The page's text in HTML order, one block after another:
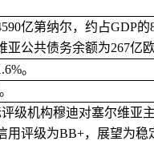
亿第纳尔，约占GDP的
亚公共债务余额为267亿欧
。
级机构穆迪对塞尔维亚
用评级为BB+， 展望为稳